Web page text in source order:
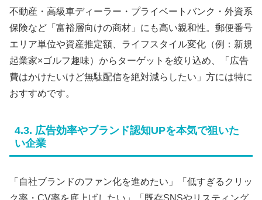
不動産・高級車ディーラー・プライベートバンク・外資系
保険など「富裕層向けの商材」にも高い親和性。郵便番号
エリア単位や資産推定額、ライフスタイル変化（例：新規
起業家×ゴルフ趣味）からターゲットを絞り込め、「広告
費はかけたいけど無駄配信を絶対減らしたい」方には特に
おすすめです。
4.3. 広告効率やブランド認知UPを本気で狙いた
い企業
「自社ブランドのファン化を進めたい」「低すぎるクリッ
ク率・CV率を底上げしたい」「既存SNSやリスティング